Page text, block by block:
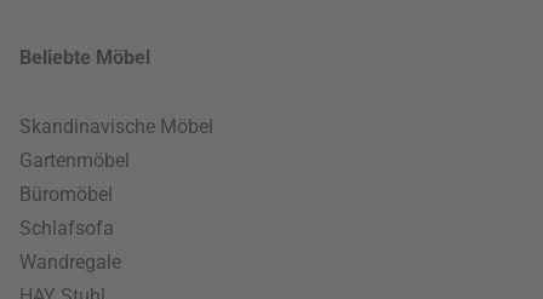
Beliebte Möbel
Skandinavische Möbel
Gartenmöbel
Büromöbel
Schlafsofa
Wandregale